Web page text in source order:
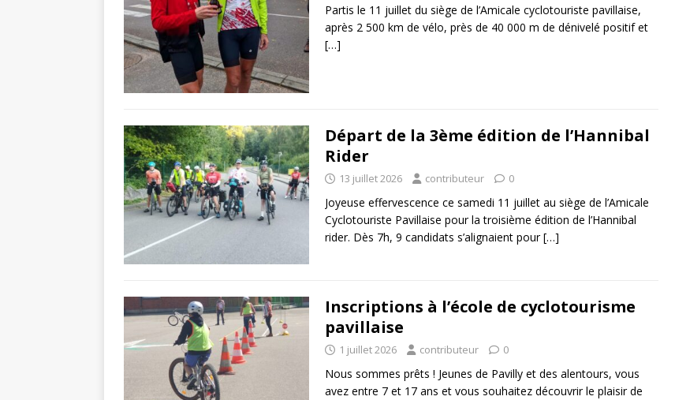
Partis le 11 juillet du siège de l’Amicale cyclotouriste pavillaise,
après 2 500 km de vélo, près de 40 000 m de dénivelé positif et
[…]
Départ de la 3ème édition de l’Hannibal
Rider
13 juillet 2026 contributeur 0
Joyeuse effervescence ce samedi 11 juillet au siège de l’Amicale
Cyclotouriste Pavillaise pour la troisième édition de l’Hannibal
rider. Dès 7h, 9 candidats s’alignaient pour[…]
Inscriptions à l’école de cyclotourisme
pavillaise
1 juillet 2026 contributeur 0
Nous sommes prêts ! Jeunes de Pavilly et des alentours, vous
avez entre 7 et 17 ans et vous souhaitez découvrir le plaisir de